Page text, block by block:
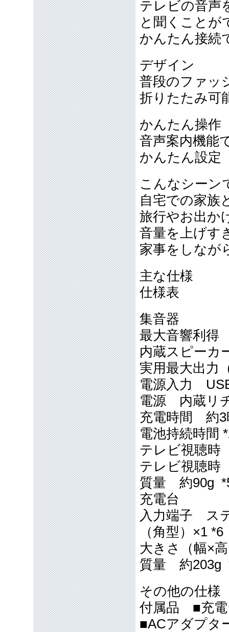
テレビの音声
と聞くことが
かんたん接続
デザイン
普段のファッ
折りたたみ可
かんたん操作
音声案内機能
かんたん設定
こんなシーン
自宅での家族
旅行やお出か
音量を上げす
家事をしなが
主な仕様
仕様表
集音器
最大音響利得
内蔵スピー
実用最大出力
電源入力
電源 内蔵リ
充電時間 約3
電池持続時間
テレビ視聴時
テレビ視聴時
質量 約90g
充電台
入力端子 ス
（角型）×1 *6
大きさ（幅×
質量 約203g
その他の仕様
付属品 ■充電
■ACアダプタ